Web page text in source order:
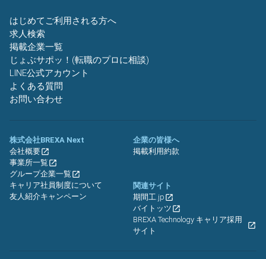
はじめてご利用される方へ
求人検索
掲載企業一覧
じょぶサポッ！(転職のプロに相談)
LINE公式アカウント
よくある質問
お問い合わせ
株式会社BREXA Next
会社概要
事業所一覧
グループ企業一覧
キャリア社員制度について
友人紹介キャンペーン
企業の皆様へ
掲載利用約款
関連サイト
期間工.jp
バイトッツ
BREXA Technology キャリア採用
サイト